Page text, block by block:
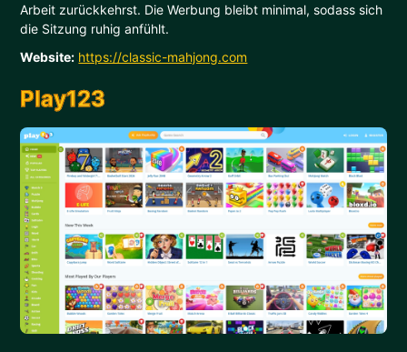
Arbeit zurückkehrst. Die Werbung bleibt minimal, sodass sich
die Sitzung ruhig anfühlt.
Website: https://classic-mahjong.com
Play123